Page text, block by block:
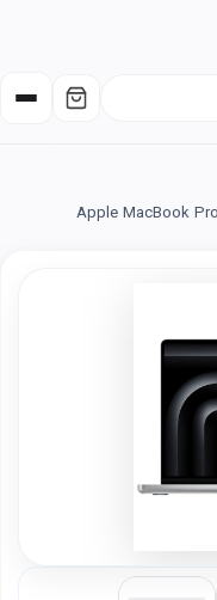
Apple MacBook